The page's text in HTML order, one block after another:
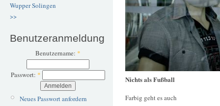
WupperSolingen
>>
Benutzeranmeldung
Benutzername: *
Passwort: *
Neues Passwort anfordern
Nichts als Fußball
Farbig geht es auch